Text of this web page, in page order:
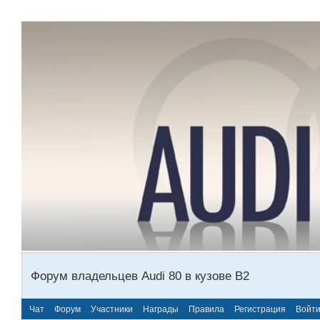
Форум владельцев Audi 80 в кузове В2
Чат Форум Участники Награды Правила Регистрация Войти